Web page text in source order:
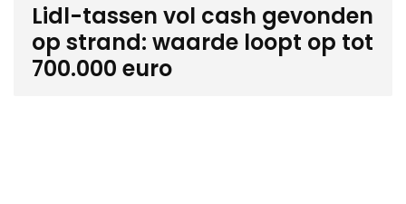
Lidl-tassen vol cash gevonden
op strand: waarde loopt op tot
700.000 euro